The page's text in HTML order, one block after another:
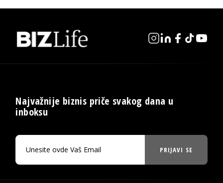
Najvažnije biznis priče svakog dana u
inboksu
PRIJAVI SE